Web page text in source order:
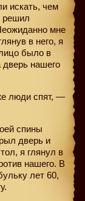
искать, чем
решил
мне
в него, я
было в
дверь нашего
люди спят, —
спины
дверь и
я глянул в
нашего. В
лет 60,